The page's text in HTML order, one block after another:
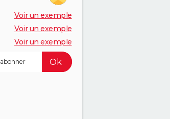
Voir un exemple
Voir un exemple
Voir un exemple